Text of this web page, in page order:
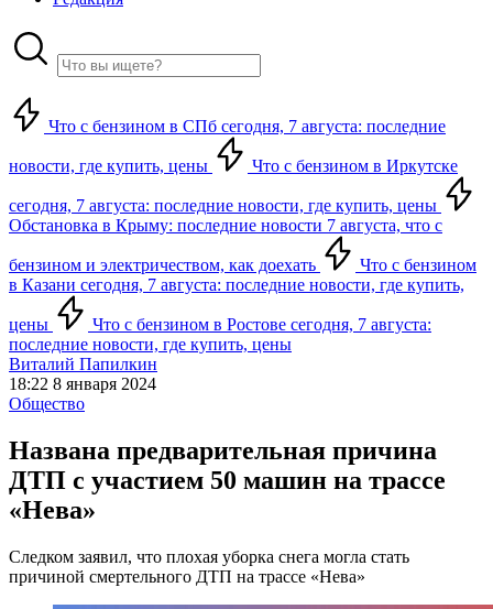
Что с бензином в СПб сегодня, 7 августа: последние
новости, где купить, цены Что с бензином в Иркутске
сегодня, 7 августа: последние новости, где купить, цены
Обстановка в Крыму: последние новости 7 августа, что с
бензином и электричеством, как доехать
Что с бензином
в Казани сегодня, 7 августа: последние новости, где купить,
цены
Что с бензином в Ростове сегодня, 7 августа:
последние новости, где купить, цены
Виталий Папилкин
18:22 8 января 2024
Общество
Названа предварительная причина
ДТП с участием 50 машин на трассе
«Нева»
Следком заявил, что плохая уборка снега могла стать
причиной смертельного ДТП на трассе «Нева»